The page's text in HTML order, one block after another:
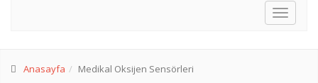
Anasayfa Medikal Oksijen Sensörleri